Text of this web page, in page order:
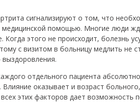
сигнализируют о том, что
помощью. Многие люди
этого не происходит, болезнь
с визитом в больницу медлить не
отдельного пациента
оказывает и возраст
этих факторов дает возможность